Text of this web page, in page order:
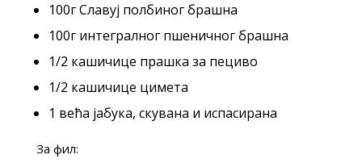
100г Славуј полбиног брашна
100г интегралног пшеничног брашна
1/2 кашичице прашка за пециво
1/2 кашичице цимета
1 већа јабука, скувана и испасирана
За фил: